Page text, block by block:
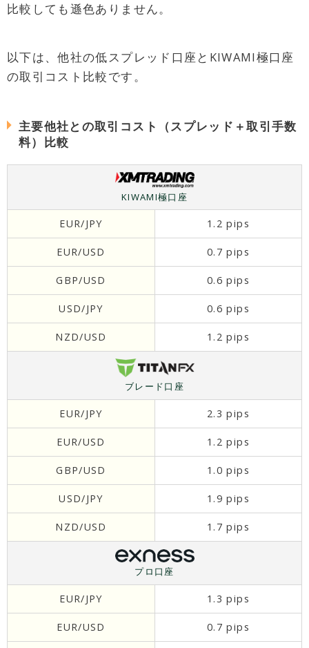
比較しても遜色ありません。
以下は、他社の低スプレッド口座とKIWAMI極口座
の取引コスト比較です。
主要他社との取引コスト（スプレッド＋取引手数
料）比較
KIWAMI極口座
EUR/JPY 1.2 pips
EUR/USD 0.7 pips
GBP/USD 0.6 pips
USD/JPY 0.6 pips
NZD/USD 1.2 pips
ブレード口座
EUR/JPY 2.3 pips
EUR/USD 1.2 pips
GBP/USD 1.0 pips
USD/JPY 1.9 pips
NZD/USD 1.7 pips
プロ口座
EUR/JPY 1.3 pips
EUR/USD 0.7 pips